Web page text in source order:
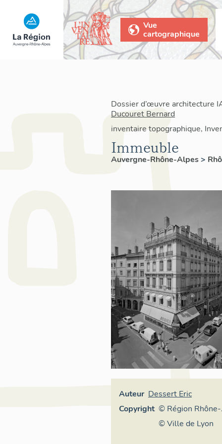
Vue
cartographique
Dossier d’œuvre architecture
Ducouret Bernard
inventaire topographique,
Immeuble
Auvergne-Rhône-Alpes>
Auteur Dessert Eric
Copyright © Région Rhône-
Alpes, Inventaire
© Ville de Lyon